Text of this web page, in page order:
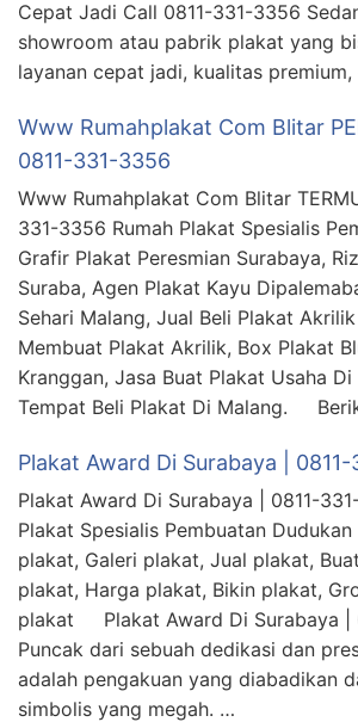
Cepat Jadi Call 0811-331-3356
showroom atau pabrik plakat yang
layanan cepat jadi, kualitas
Www Rumahplakat Com Blitar
0811-331-3356
Www Rumahplakat Com Blitar
331-3356 Rumah Plakat Spesialis
Grafir Plakat Peresmian Surabaya,
Suraba, Agen Plakat Kayu
Sehari Malang, Jual Beli Plakat
Membuat Plakat Akrilik, Box Plakat
Kranggan, Jasa Buat Plakat Usaha Di
Tempat Beli Plakat Di Malang.
Plakat Award Di Surabaya |
Plakat Award Di Surabaya | 0811-
Plakat Spesialis Pembuatan
plakat, Galeri plakat, Jual plakat,
plakat, Harga plakat, Bikin plakat,
plakat Plakat Award Di Surabaya |
Puncak dari sebuah dedikasi dan
adalah pengakuan yang diabadikan
simbolis yang megah. …